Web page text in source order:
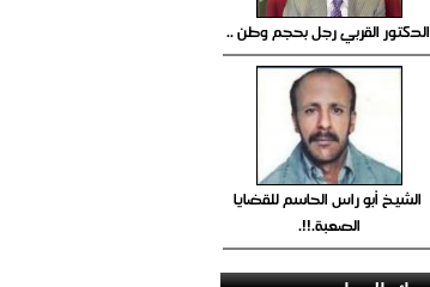
الدكتور القربي رجل بحجم وطن ..
الشيخ أبو راس الحاسم للقضايا
الصعبة.!!.